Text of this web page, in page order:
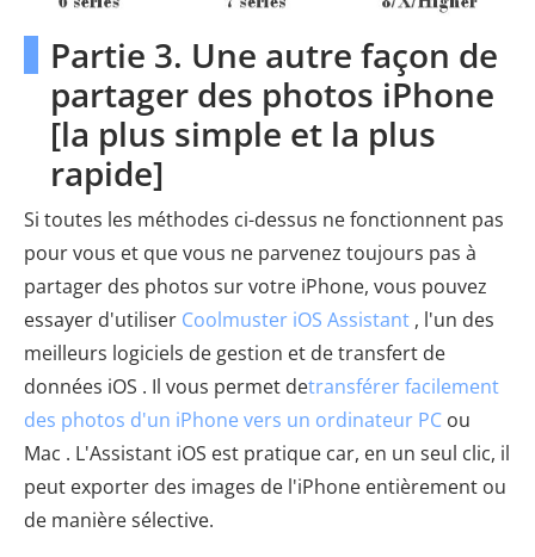
Partie 3. Une autre façon de
partager des photos iPhone
[la plus simple et la plus
rapide]
Si toutes les méthodes ci-dessus ne fonctionnent pas
pour vous et que vous ne parvenez toujours pas à
partager des photos sur votre iPhone, vous pouvez
essayer d'utiliser Coolmuster iOS Assistant , l'un des
meilleurs logiciels de gestion et de transfert de
données iOS . Il vous permet detransférer facilement
des photos d'un iPhone vers un ordinateur PC ou
Mac . L'Assistant iOS est pratique car, en un seul clic, il
peut exporter des images de l'iPhone entièrement ou
de manière sélective.